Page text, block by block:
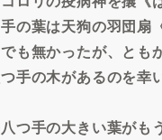
の葉は天狗の羽団
も無かったが、と
手の木があるのを幸
つ手の大きい葉がも